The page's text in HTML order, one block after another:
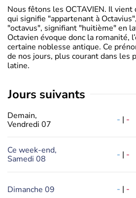
Nous fêtons les OCTAVIEN. Il vient
qui signifie "appartenant à
"octavus", signifiant "huitième" en
Octavien évoque donc la romanité,
certaine noblesse antique. Ce
de nos jours, plus courant dans les
latine.
jours suivants
Demain,
Vendredi 07
- | -
Ce week-end,
Samedi 08
- | -
Dimanche 09 - | -